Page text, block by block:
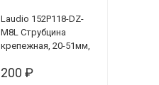
Laudio 152P118-DZ-
M8L Струбцина
крепежная, 20-51мм,
200 ₽